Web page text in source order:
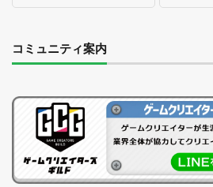
コミュニティ案内